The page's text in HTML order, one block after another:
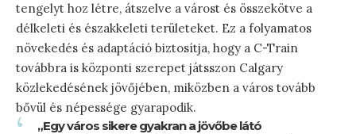
tengelyt hoz létre, átszelve a várost és összekötve a
délkeleti és északkeleti területeket. Ez a folyamatos
növekedés és adaptáció biztosítja, hogy a C-Train
továbbra is központi szerepet játsszon Calgary
közlekedésének jövőjében, miközben a város tovább
bővül és népessége gyarapodik.
„Egy város sikere gyakran a jövőbe látó